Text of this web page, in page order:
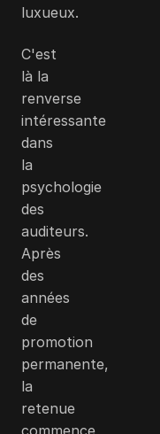
luxueux.
C'est
là la
renverse
intéressante
dans
la
psychologie
des
auditeurs.
Après
des
années
de
promotion
permanente,
la
retenue
commence